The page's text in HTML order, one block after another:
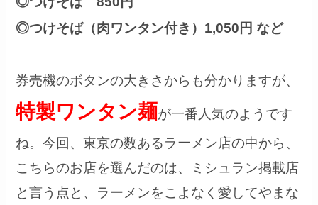
◎つけそば（肉ワンタン付き）1,050円 など
券売機のボタンの大きさからも分かりますが、
特製ワンタン麺が一番人気のようです
ね。今回、東京の数あるラーメン店の中から、
こちらのお店を選んだのは、ミシュラン掲載店
と言う点と、ラーメンをこよなく愛してやまな